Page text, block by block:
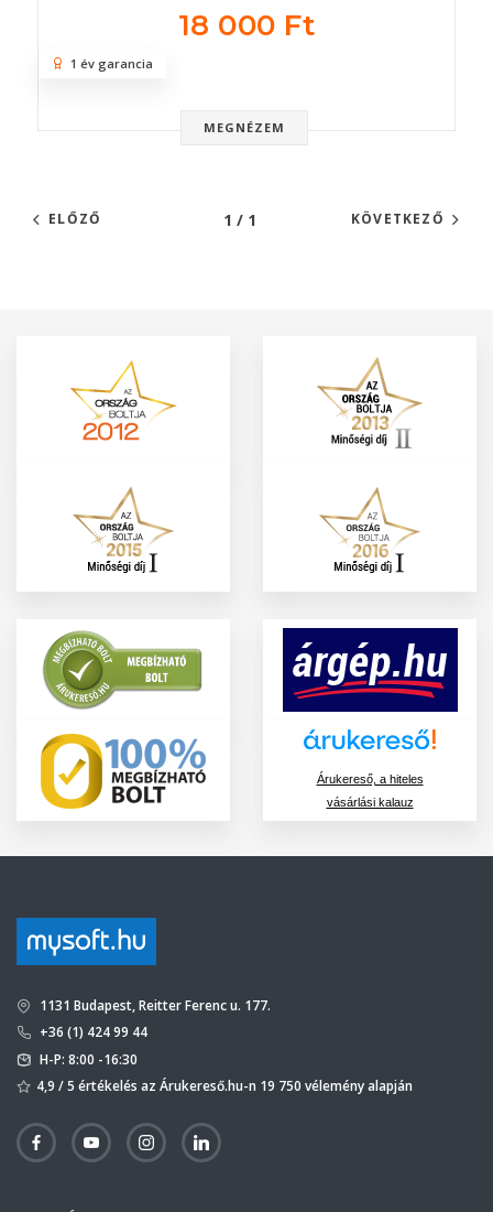
18 000 Ft
MEGNÉZEM
1 év garancia
ELŐZŐ 1 / 1 KÖVETKEZŐ
Árukereső, a hiteles
vásárlási kalauz
1131 Budapest, Reitter Ferenc u. 177.
+36 (1) 424 99 44
H-P: 8:00 -16:30
4,9 / 5 értékelés az Árukereső.hu-n 19 750 vélemény alapján